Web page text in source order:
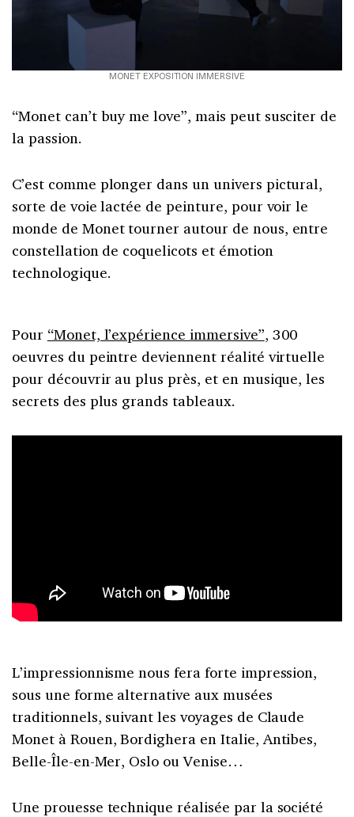
MONET EXPOSITION IMMERSIVE
“Monet can’t buy me love”, mais peut susciter de
la passion.
C’est comme plonger dans un univers pictural,
sorte de voie lactée de peinture, pour voir le
monde de Monet tourner autour de nous, entre
constellation de coquelicots et émotion
technologique.
Pour “Monet, l’expérience immersive”, 300
oeuvres du peintre deviennent réalité virtuelle
pour découvrir au plus près, et en musique, les
secrets des plus grands tableaux.
L’impressionnisme nous fera forte impression,
sous une forme alternative aux musées
traditionnels, suivant les voyages de Claude
Monet à Rouen, Bordighera en Italie, Antibes,
Belle-Île-en-Mer, Oslo ou Venise…
Une prouesse technique réalisée par la société